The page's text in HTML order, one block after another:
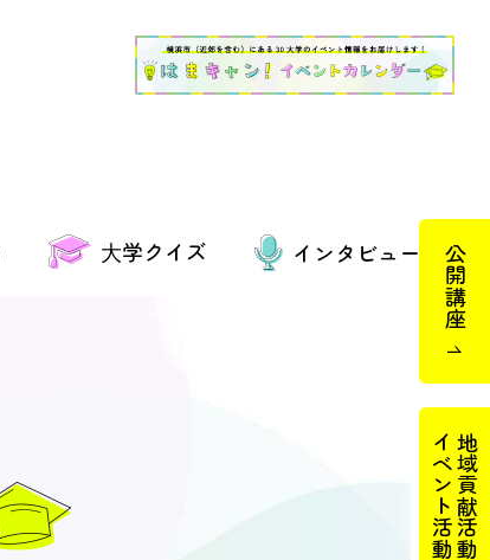
⼤学クイズ インタビュー 公開講座
地域貢献活動
イベント活動